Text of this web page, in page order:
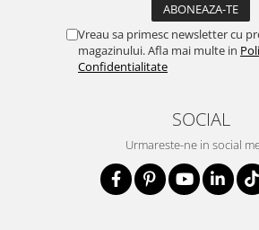
Vreau sa primesc newsletter cu
magazinului. Afla mai multe in
Confidentialitate
SOCIAL
Urmareste-ne in social